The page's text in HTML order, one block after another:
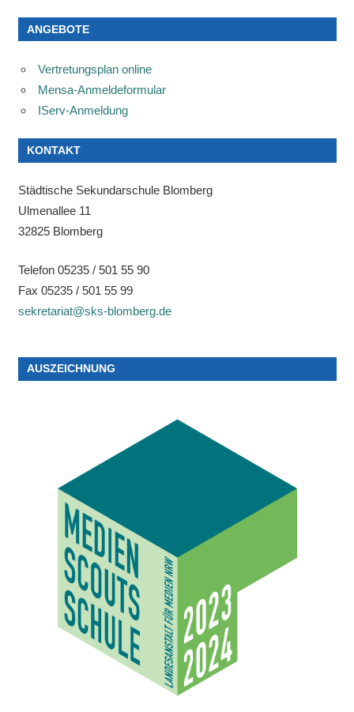
ANGEBOTE
Vertretungsplan online
Mensa-Anmeldeformular
IServ-Anmeldung
KONTAKT
Städtische Sekundarschule Blomberg
Ulmenallee 11
32825 Blomberg
Telefon 05235 / 501 55 90
Fax 05235 / 501 55 99
sekretariat@sks-blomberg.de
AUSZEICHNUNG